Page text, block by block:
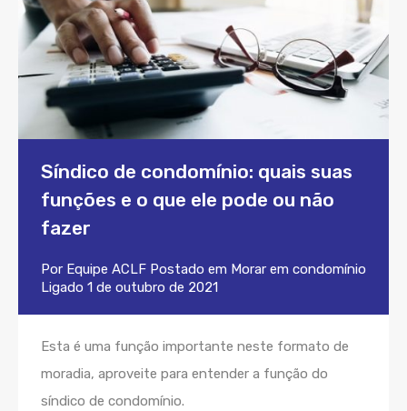
Síndico de condomínio: quais suas
funções e o que ele pode ou não
fazer
Por Equipe ACLF Postado em Morar em condomínio
Ligado 1 de outubro de 2021
Esta é uma função importante neste formato de
moradia, aproveite para entender a função do
síndico de condomínio.